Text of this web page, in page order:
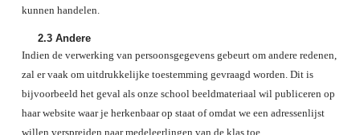
kunnen handelen.
2.3Andere
Indien de verwerking van persoonsgegevens gebeurt om andere redenen,
zal er vaak om uitdrukkelijke toestemming gevraagd worden. Dit is
bijvoorbeeld het geval als onze school beeldmateriaal wil publiceren op
haar website waar je herkenbaar op staat of omdat we een adressenlijst
willen verspreiden naar medeleerlingen van de klas toe.